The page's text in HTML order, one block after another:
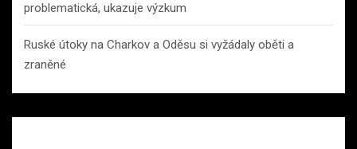
problematická, ukazuje výzkum
Ruské útoky na Charkov a Oděsu si vyžádaly oběti a
zraněné